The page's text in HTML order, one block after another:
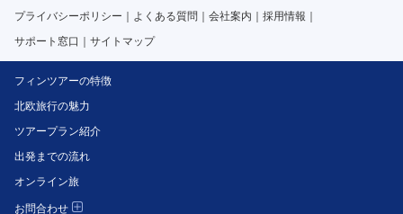
プライバシーポリシー よくある質問 会社案内
採用情報
サポート窓口
サイトマップ
フィンツアーの特徴
北欧旅行の魅力
ツアープラン紹介
出発までの流れ
オンライン旅
お問合わせ